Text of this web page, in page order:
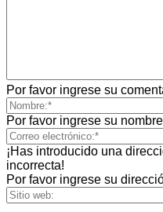
Por favor ingrese su
Por favor ingrese su
¡Has introducido una
incorrecta!
Por favor ingrese su